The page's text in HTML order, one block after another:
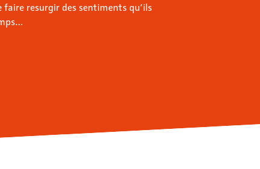
faire resurgir des sentiments qu’ils